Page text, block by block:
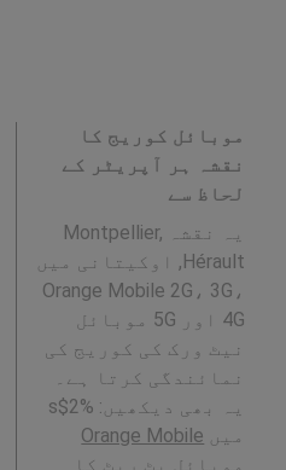
موبائل کوریج کا
نقشہ ہر آپریٹر کے
لحاظ سے
یہ نقشہ Montpellier,
Hérault, اوکیتانی میں
Orange Mobile 2G، 3G،
4G اور 5G موبائل
نیٹ ورک کی کوریج کی
نمائندگی کرتا ہے۔
یہ بھی دیکھیں: %2$s
میں Orange Mobile
موبائل بٹ ریٹ کا